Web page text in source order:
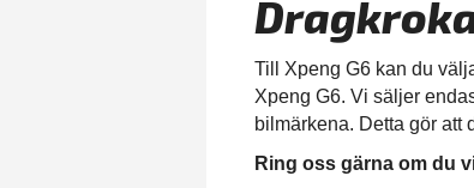
Till Xpeng G6 kan du
Xpeng G6. Vi säljer
bilmärkena. Detta gör att
Ring oss gärna om du